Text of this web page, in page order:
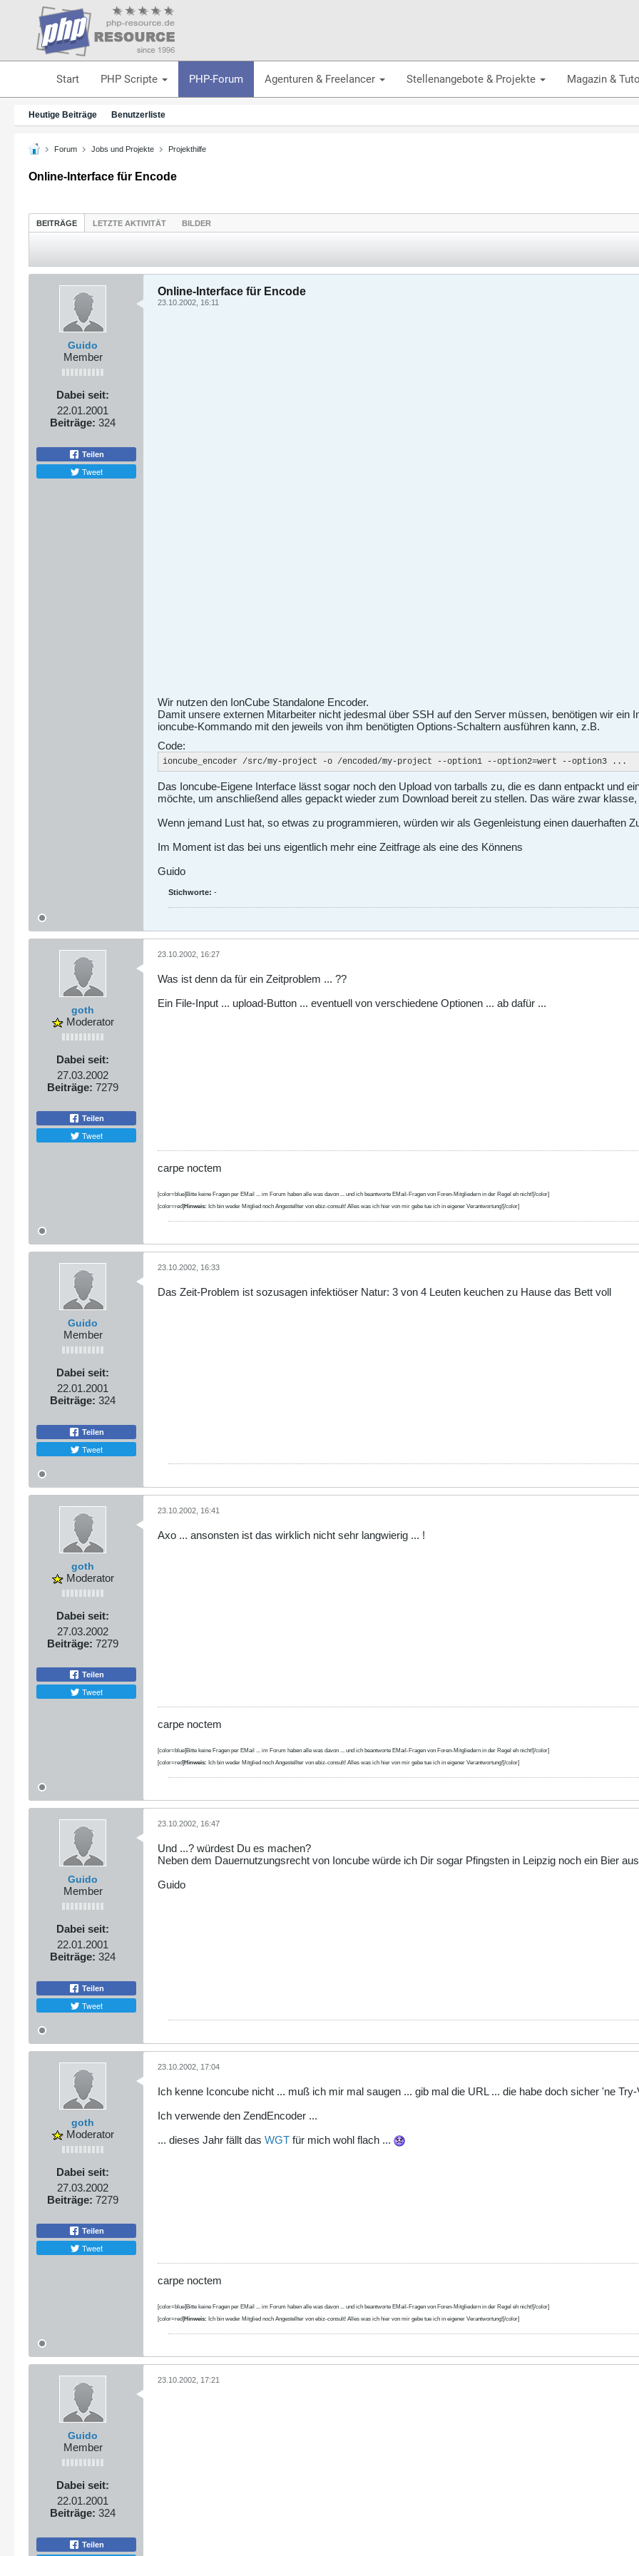
Start PHP Scripte PHP-Forum Agenturen & Freelancer Stellenangebote & Projekte Magazin &
Heutige Beiträge Benutzerliste
Forum Jobs und Projekte Projekthilfe
Online-Interface für Encode
BEITRÄGE LETZTE AKTIVITÄT BILDER
Guido
Member
Dabei seit:
22.01.2001
Beiträge: 324
Teilen
Tweet
Online-Interface für Encode
23.10.2002, 16:11
Wir nutzen den IonCube Standalone Encoder.
Damit unsere externen Mitarbeiter nicht jedesmal über SSH auf den Server müssen, benötigen wir
ioncube-Kommando mit den jeweils von ihm benötigten Options-Schaltern ausführen kann, z.B.
Code:
ioncube_encoder /src/my-project -o /encoded/my-project --option1 --option2=wert --option3 ...
Das Ioncube-Eigene Interface lässt sogar noch den Upload von tarballs zu, die es dann entpackt und
möchte, um anschließend alles gepackt wieder zum Download bereit zu stellen. Das wäre zwar
Wenn jemand Lust hat, so etwas zu programmieren, würden wir als Gegenleistung einen dauerhaften
Im Moment ist das bei uns eigentlich mehr eine Zeitfrage als eine des Könnens
Guido
Stichworte: -
goth
Moderator
Dabei seit:
27.03.2002
Beiträge: 7279
Teilen
Tweet
23.10.2002, 16:27
Was ist denn da für ein Zeitproblem ... ??
Ein File-Input ... upload-Button ... eventuell von verschiedene Optionen ... ab dafür ...
carpe noctem
[color=blue]Bitte keine Fragen per EMail ... im Forum haben alle was davon ... und ich beantworte EMail-Fragen von Foren-Mitgliedern in der Regel eh nicht![/color]
[color=red]Hinweis: Ich bin weder Mitglied noch Angestellter von ebiz-consult! Alles was ich hier von mir gebe tue ich in eigener Verantwortung![/color]
Guido
Member
Dabei seit:
22.01.2001
Beiträge: 324
Teilen
Tweet
23.10.2002, 16:33
Das Zeit-Problem ist sozusagen infektiöser Natur: 3 von 4 Leuten keuchen zu Hause das Bett voll
goth
Moderator
Dabei seit:
27.03.2002
Beiträge: 7279
Teilen
Tweet
23.10.2002, 16:41
Axo ... ansonsten ist das wirklich nicht sehr langwierig ... !
carpe noctem
[color=blue]Bitte keine Fragen per EMail ... im Forum haben alle was davon ... und ich beantworte EMail-Fragen von Foren-Mitgliedern in der Regel eh nicht![/color]
[color=red]Hinweis: Ich bin weder Mitglied noch Angestellter von ebiz-consult! Alles was ich hier von mir gebe tue ich in eigener Verantwortung![/color]
Guido
Member
Dabei seit:
22.01.2001
Beiträge: 324
Teilen
Tweet
23.10.2002, 16:47
Und ...? würdest Du es machen?
Neben dem Dauernutzungsrecht von Ioncube würde ich Dir sogar Pfingsten in Leipzig noch ein Bier
Guido
goth
Moderator
Dabei seit:
27.03.2002
Beiträge: 7279
Teilen
Tweet
23.10.2002, 17:04
Ich kenne Iconcube nicht ... muß ich mir mal saugen ... gib mal die URL ... die habe doch sicher 'ne
Ich verwende den ZendEncoder ...
... dieses Jahr fällt das WGT für mich wohl flach ...
carpe noctem
[color=blue]Bitte keine Fragen per EMail ... im Forum haben alle was davon ... und ich beantworte EMail-Fragen von Foren-Mitgliedern in der Regel eh nicht![/color]
[color=red]Hinweis: Ich bin weder Mitglied noch Angestellter von ebiz-consult! Alles was ich hier von mir gebe tue ich in eigener Verantwortung![/color]
Guido
Member
Dabei seit:
22.01.2001
Beiträge: 324
Teilen
23.10.2002, 17:21